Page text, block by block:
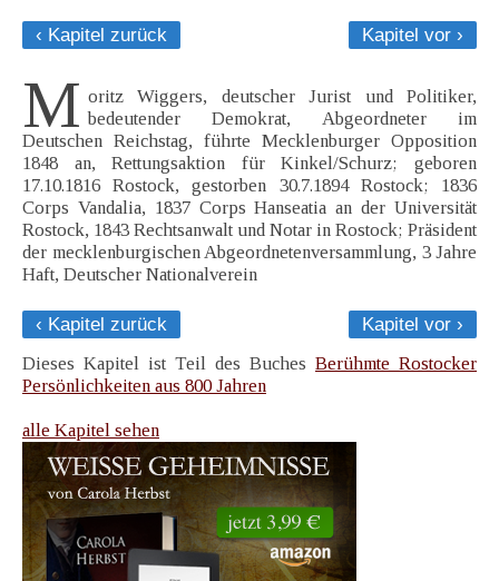
‹ Kapitel zurück Kapitel vor ›
M oritz Wiggers, deutscher Jurist und Politiker,
bedeutender Demokrat, Abgeordneter im
Deutschen Reichstag, führte Mecklenburger Opposition
1848 an, Rettungsaktion für Kinkel/Schurz; geboren
17.10.1816 Rostock, gestorben 30.7.1894 Rostock; 1836
Corps Vandalia, 1837 Corps Hanseatia an der Universität
Rostock, 1843 Rechtsanwalt und Notar in Rostock; Präsident
der mecklenburgischen Abgeordnetenversammlung, 3 Jahre
Haft, Deutscher Nationalverein
‹ Kapitel zurück
Kapitel vor ›
Dieses Kapitel ist Teil des Buches Berühmte Rostocker
Persönlichkeiten aus 800 Jahren
alle Kapitel sehen